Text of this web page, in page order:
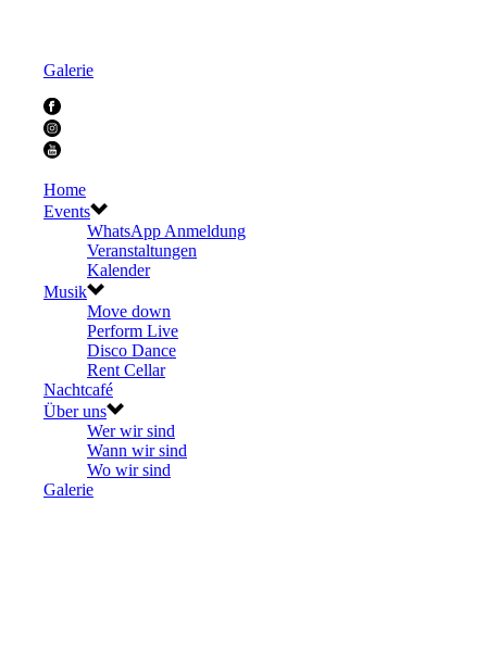
Galerie
Home
Events
WhatsApp Anmeldung
Veranstaltungen
Kalender
Musik
Move down
Perform Live
Disco Dance
Rent Cellar
Nachtcafé
Über uns
Wer wir sind
Wann wir sind
Wo wir sind
Galerie